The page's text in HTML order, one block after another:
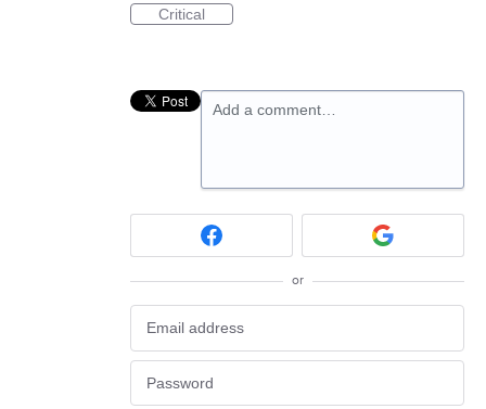
Critical
Add a comment…
or